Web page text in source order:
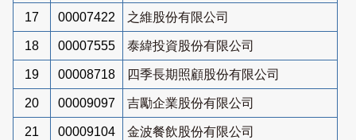
17 00007422 之維股份有限公司
18 00007555 泰緯投資股份有限公司
19 00008718 四季長期照顧股份有限公司
20 00009097 吉勵企業股份有限公司
21 00009104 金波餐飲股份有限公司